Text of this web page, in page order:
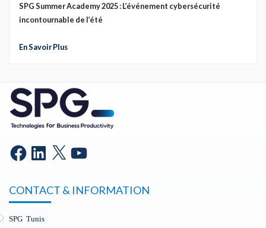
SPG Summer Academy 2025 : L’événement cybersécurité
incontournable de l’été
En Savoir Plus
CONTACT & INFORMATION
SPG Tunis